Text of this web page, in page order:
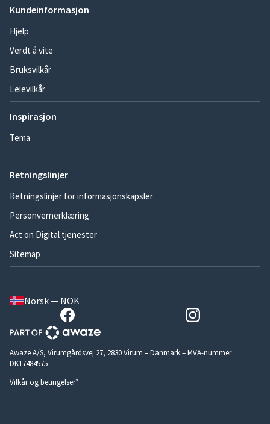
Kundeinformasjon
Hjelp
Verdt å vite
Bruksvilkår
Leievilkår
Inspirasjon
Tema
Retningslinjer
Retningslinjer for informasjonskapsler
Personvernerklæring
Act on Digital tjenester
Sitemap
Norsk — NOK
Awaze A/S, Virumgårdsvej 27, 2830 Virum – Danmark – MVA-nummer
DK17484575
Vilkår og betingelser*